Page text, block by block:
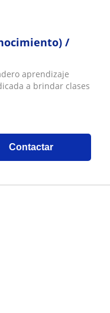
/
aprendizaje
a brindar clases
Contactar